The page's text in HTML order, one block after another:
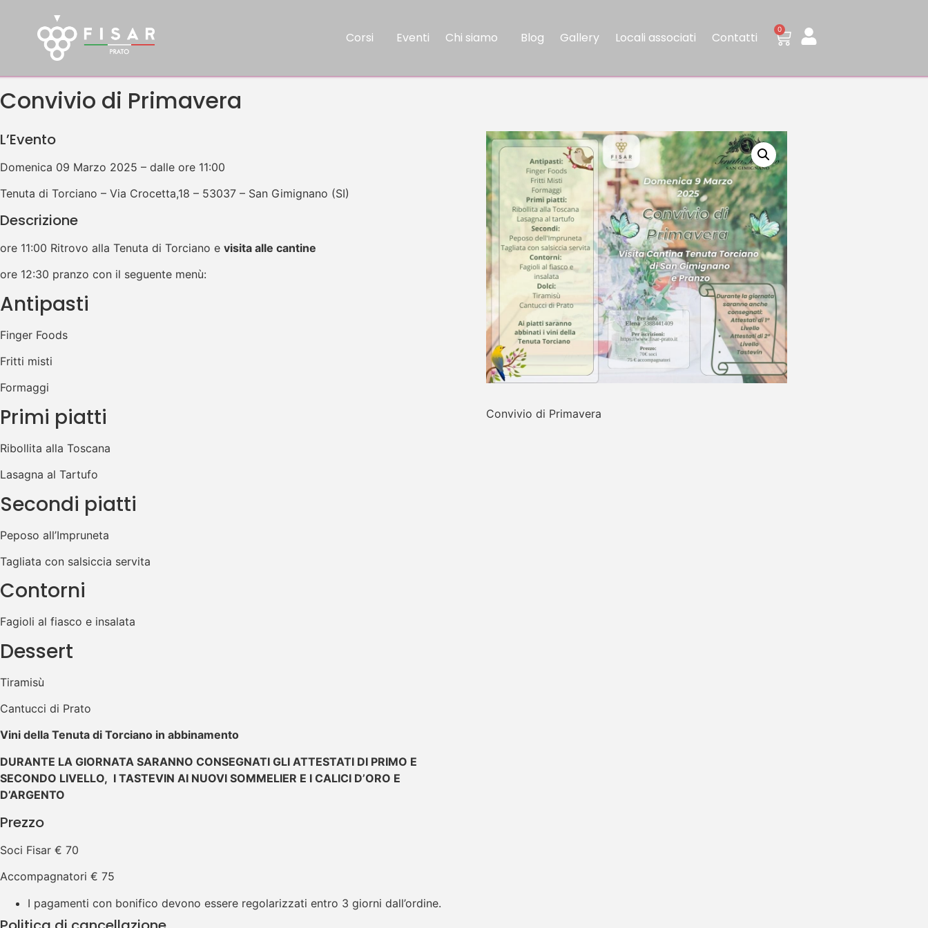
Corsi Eventi Chi siamo Blog Gallery Locali associati Contatti
0
Convivio di Primavera
L’Evento
Domenica 09 Marzo 2025 – dalle ore 11:00
Tenuta di Torciano – Via Crocetta,18 – 53037 – San Gimignano (SI)
Descrizione
ore 11:00 Ritrovo alla Tenuta di Torciano e visita alle cantine
ore 12:30 pranzo con il seguente menù:
Antipasti
Finger Foods
Fritti misti
Formaggi
Primi piatti
Ribollita alla Toscana
Lasagna al Tartufo
Secondi piatti
Peposo all’Impruneta
Tagliata con salsiccia servita
Contorni
Fagioli al fiasco e insalata
Dessert
Tiramisù
Cantucci di Prato
Vini della Tenuta di Torciano in abbinamento
DURANTE LA GIORNATA SARANNO CONSEGNATI GLI ATTESTATI DI PRIMO E
SECONDO LIVELLO, I TASTEVIN AI NUOVI SOMMELIER E I CALICI D’ORO E
D’ARGENTO
Prezzo
Soci Fisar € 70
Accompagnatori € 75
I pagamenti con bonifico devono essere regolarizzati entro 3 giorni dall’ordine.
Convivio di Primavera